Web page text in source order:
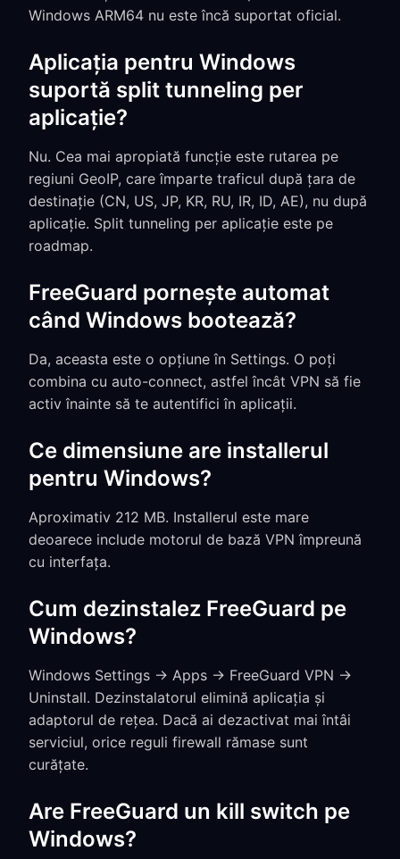
Windows ARM64 nu este încă suportat oficial.
Aplicația pentru Windows
suportă split tunneling per
aplicație?
Nu. Cea mai apropiată funcție este rutarea pe
regiuni GeoIP, care împarte traficul după țara de
destinație (CN, US, JP, KR, RU, IR, ID, AE), nu după
aplicație. Split tunneling per aplicație este pe
roadmap.
FreeGuard pornește automat
când Windows bootează?
Da, aceasta este o opțiune în Settings. O poți
combina cu auto-connect, astfel încât VPN să fie
activ înainte să te autentifici în aplicații.
Ce dimensiune are installerul
pentru Windows?
Aproximativ 212 MB. Installerul este mare
deoarece include motorul de bază VPN împreună
cu interfața.
Cum dezinstalez FreeGuard pe
Windows?
Windows Settings → Apps → FreeGuard VPN →
Uninstall. Dezinstalatorul elimină aplicația și
adaptorul de rețea. Dacă ai dezactivat mai întâi
serviciul, orice reguli firewall rămase sunt
curățate.
Are FreeGuard un kill switch pe
Windows?